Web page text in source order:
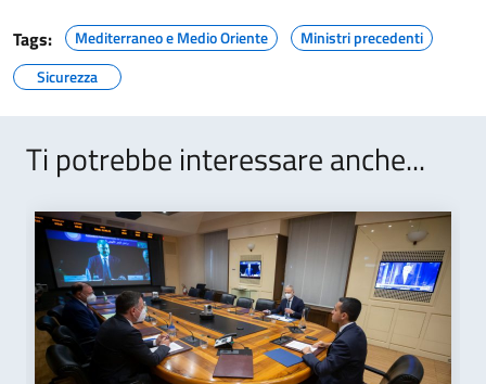
Tags: Mediterraneo e Medio Oriente
Ministri precedenti
Sicurezza
Ti potrebbe interessare anche...